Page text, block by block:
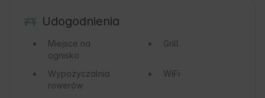
Udogodnienia
Miejsce na
ognisko
Grill
Wypożyczalnia
rowerów
WiFi